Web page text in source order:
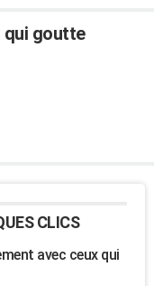
qui goutte
CLICS
avec ceux qui